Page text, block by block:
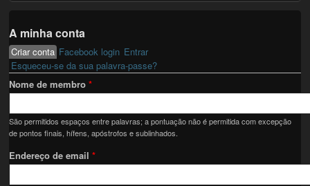
A minha conta
Primary tabs
Criar conta (active tab)
Facebook login Entrar
Esqueceu-se da sua palavra-passe?
Nome de membro*
São permitidos espaços entre palavras; a pontuação não é permitida com excepção
de pontos finais, hífens, apóstrofos e sublinhados.
Endereço de email*